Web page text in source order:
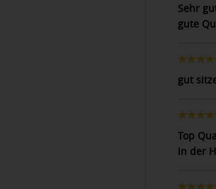
Sehr
gute
gut
Top
in der